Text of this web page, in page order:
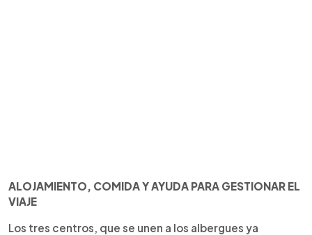
ALOJAMIENTO, COMIDA Y AYUDA PARA GESTIONAR EL
VIAJE
Los tres centros, que se unen a los albergues ya